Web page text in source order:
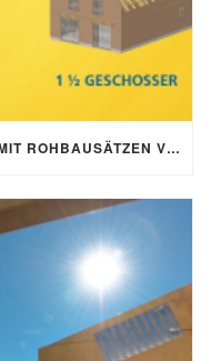
BEZAHLBARE BAUPROJEKTE MIT ROHBAUSÄTZEN VON SCHNOOR